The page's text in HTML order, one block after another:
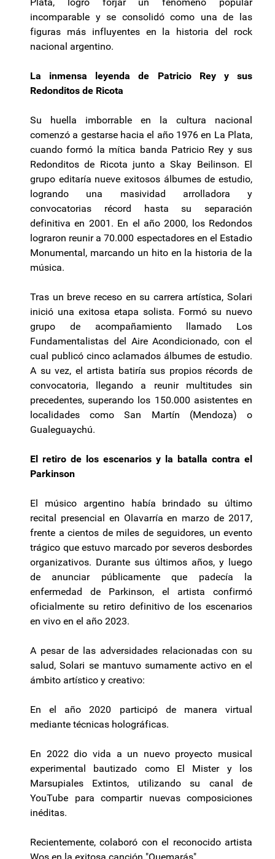
incomparable y se consolidó como una de las
figuras más influyentes en la historia del rock
nacional argentino.
La inmensa leyenda de Patricio Rey y sus
Redonditos de Ricota
Su huella imborrable en la cultura nacional
comenzó a gestarse hacia el año 1976 en La Plata,
cuando formó la mítica banda Patricio Rey y sus
Redonditos de Ricota junto a Skay Beilinson. El
grupo editaría nueve exitosos álbumes de estudio,
logrando una masividad arrolladora y
convocatorias récord hasta su separación
definitiva en 2001. En el año 2000, los Redondos
lograron reunir a 70.000 espectadores en el Estadio
Monumental, marcando un hito en la historia de la
música.
Tras un breve receso en su carrera artística, Solari
inició una exitosa etapa solista. Formó su nuevo
grupo de acompañamiento llamado Los
Fundamentalistas del Aire Acondicionado, con el
cual publicó cinco aclamados álbumes de estudio.
A su vez, el artista batiría sus propios récords de
convocatoria, llegando a reunir multitudes sin
precedentes, superando los 150.000 asistentes en
localidades como San Martín (Mendoza) o
Gualeguaychú.
El retiro de los escenarios y la batalla contra el
Parkinson
El músico argentino había brindado su último
recital presencial en Olavarría en marzo de 2017,
frente a cientos de miles de seguidores, un evento
trágico que estuvo marcado por severos desbordes
organizativos. Durante sus últimos años, y luego
de anunciar públicamente que padecía la
enfermedad de Parkinson, el artista confirmó
oficialmente su retiro definitivo de los escenarios
en vivo en el año 2023.
A pesar de las adversidades relacionadas con su
salud, Solari se mantuvo sumamente activo en el
ámbito artístico y creativo:
En el año 2020 participó de manera virtual
mediante técnicas holográficas.
En 2022 dio vida a un nuevo proyecto musical
experimental bautizado como El Mister y los
Marsupiales Extintos, utilizando su canal de
YouTube para compartir nuevas composiciones
inéditas.
Recientemente, colaboró con el reconocido artista
Wos en la exitosa canción "Quemarás".